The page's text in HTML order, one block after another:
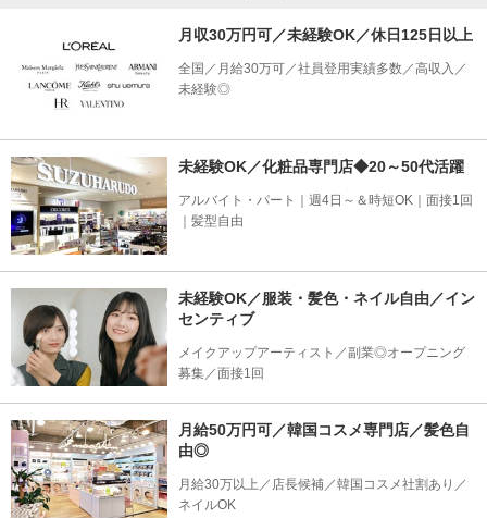
月収30万円可／未経験OK／休日125日以上
全国／月給30万可／社員登用実績多数／高収入／
未経験◎
未経験OK／化粧品専門店◆20～50代活躍
アルバイト・パート｜週4日～＆時短OK｜面接1回
｜髪型自由
未経験OK／服装・髪色・ネイル自由／イン
センティブ
メイクアップアーティスト／副業◎オープニング
募集／面接1回
月給50万円可／韓国コスメ専門店／髪色自
由◎
月給30万以上／店長候補／韓国コスメ社割あり／
ネイルOK